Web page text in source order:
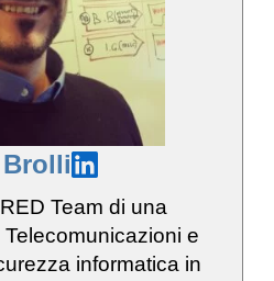
Team di una
e
informatica in